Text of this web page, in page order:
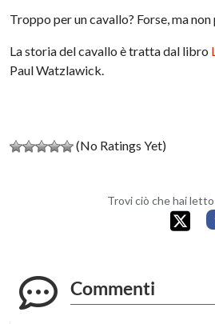
Troppo per un cavallo? Forse, ma non
La storia del cavallo è tratta dal libro
Paul Watzlawick.
(No Ratings Yet)
Trovi ciò che hai
Commenti